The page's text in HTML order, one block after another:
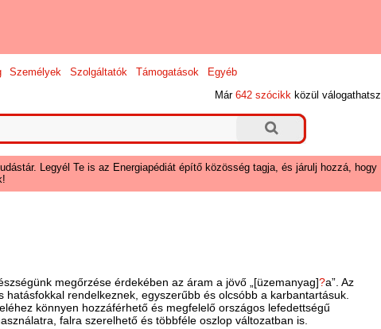
Személyek Szolgáltatók Támogatások
Egyéb
Már642 szócikk közül válogathatsz.
Legyél Te is az Energiapédiát építő közösség tagja, és járulj hozzá, hogy
megőrzése érdekében az áram a jövő „[üzemanyag]?a”. Az
hatásfokkal rendelkeznek, egyszerűbb és olcsóbb a karbantartásuk.
könnyen hozzáférhető és megfelelő országos lefedettségű
falra szerelhető és többféle oszlop változatban is.